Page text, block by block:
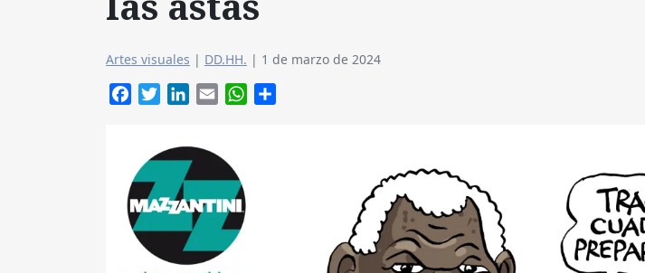
Artes visuales | DD.HH. | 1 de marzo de 2024
FacebookTwitterLinkedIn
Email WhatsApp